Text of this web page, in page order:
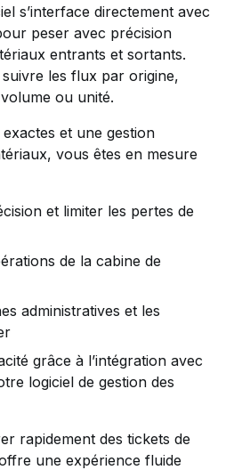
s’interface directement avec
peser avec précision
entrants et sortants.
les flux par origine,
ou unité.
et une gestion
vous êtes en mesure
et limiter les pertes de
de la cabine de
administratives et les
grâce à l’intégration avec
logiciel de gestion des
rapidement des tickets de
une expérience fluide